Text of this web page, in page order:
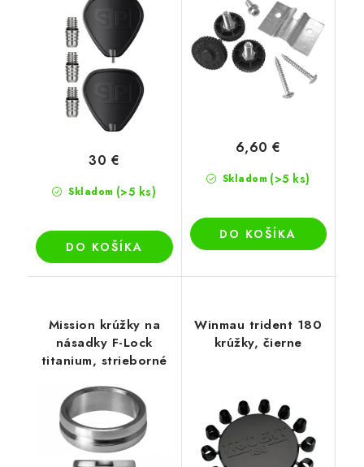
Skladom (>5 ks)
30 €
DO KOŠÍKA
Skladom (>5 ks)
6,60 €
DO KOŠÍKA
Mission krúžky na
násadky F-Lock
titanium, strieborné
Winmau trident 180
krúžky, čierne